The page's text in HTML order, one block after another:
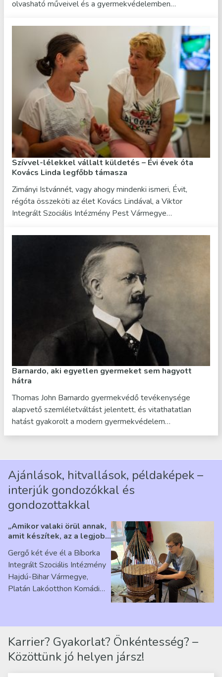
olvasható műveivel és a gyermekvédelemben…
Szívvel-lélekkel vállalt küldetés – Évi évek óta
Kovács Linda legfőbb támasza
Zimányi Istvánnét, vagy ahogy mindenki ismeri, Évit,
régóta összeköti az élet Kovács Lindával, a Viktor
Integrált Szociális Intézmény Pest Vármegye…
Barnardo, aki egyetlen gyermeket sem hagyott
hátra
Thomas John Barnardo gyermekvédő tevékenysége
alapvető szemléletváltást jelentett, és vitathatatlan
hatást gyakorolt a modern gyermekvédelem…
Ajánlások, hitvallások, példaképek –
interjúk gondozókkal és
gondozottakkal
„Amikor valaki örül annak,
amit készítek, az a legjobb
Ribárszky Gergő ellátottal
Gergő két éve él a Bíborka
Integrált Szociális Intézmény
Hajdú-Bihar Vármegye,
Platán Lakóotthon Komádi
Karrier? Gyakorlat? Önkéntesség? –
Közöttünk jó helyen jársz!